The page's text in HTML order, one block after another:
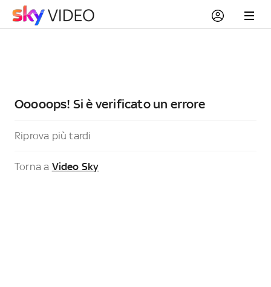
Ooooops! Si è verificato un errore
Riprova più tardi
Torna a Video Sky